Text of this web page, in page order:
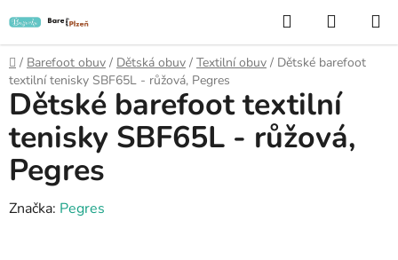
na
obsah
Hledat
KOŠÍK
Domů
/ Barefoot obuv / Dětská obuv / Textilní obuv / Dětské barefoot
textilní tenisky SBF65L - růžová, Pegres
Dětské barefoot textilní
tenisky SBF65L - růžová,
Pegres
Značka: Pegres